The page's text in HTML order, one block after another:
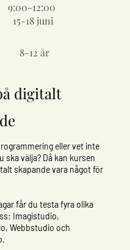
9:00-12:00
15-18 juni
8-12 år
digitalt
eller vet inte
ska välja? Då kan kursen
skapande vara något för
får du testa fyra olika
Imagistudio,
Webbstudio och